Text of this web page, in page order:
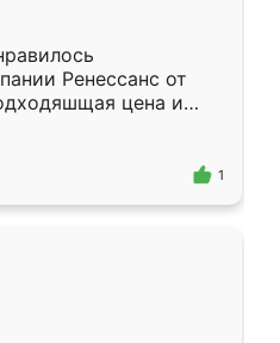
Ренессанс от
цена и
Приехавший
Владислав
самый
1